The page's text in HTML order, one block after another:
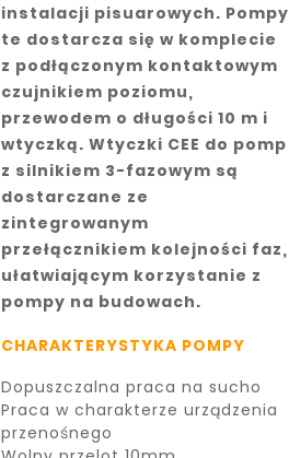
instalacji pisuarowych. Pompy
te dostarcza się w komplecie
z podłączonym kontaktowym
czujnikiem poziomu,
przewodem o długości 10 m i
wtyczką. Wtyczki CEE do pomp
z silnikiem 3-fazowym są
dostarczane ze
zintegrowanym
przełącznikiem kolejności faz,
ułatwiającym korzystanie z
pompy na budowach.
CHARAKTERYSTYKA POMPY
Dopuszczalna praca na sucho
Praca w charakterze urządzenia
przenośnego